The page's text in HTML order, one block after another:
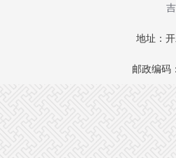
地址：
邮政编码